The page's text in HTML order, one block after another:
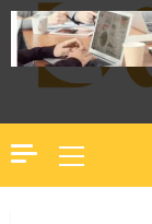
Primary
Menu